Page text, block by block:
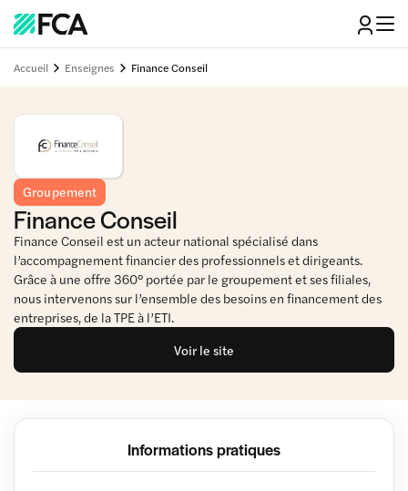
Accueil Enseignes Finance Conseil
Groupement
Finance Conseil
Finance Conseil est un acteur national spécialisé dans
l’accompagnement financier des professionnels et dirigeants.
Grâce à une offre 360° portée par le groupement et ses filiales,
nous intervenons sur l’ensemble des besoins en financement des
entreprises, de la TPE à l’ETI.
Voir le site
Informations pratiques